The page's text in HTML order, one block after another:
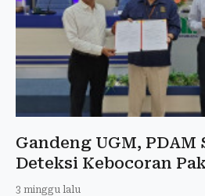
Gandeng UGM, PDAM
Deteksi Kebocoran
3 minggu lalu